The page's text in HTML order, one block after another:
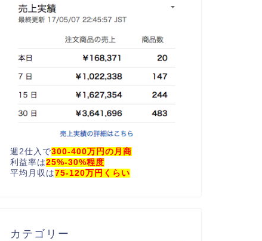
週2仕入で300-400万円の月商
利益率は25%-30%程度
平均月収は75-120万円くらい
カテゴリー